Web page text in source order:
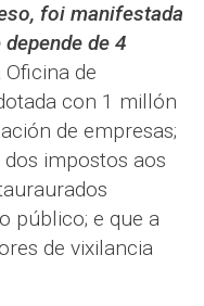
foi manifestada
de 4
de
con 1 millón
de empresas;
impostos aos
público; e que a
de vixilancia